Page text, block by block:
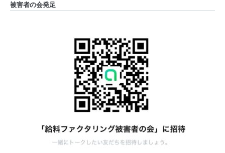
被害者の会発足